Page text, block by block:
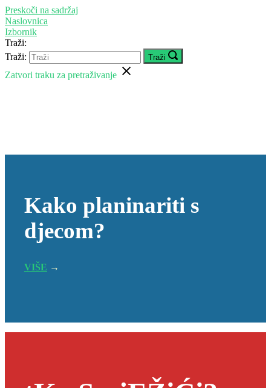
Preskoči na sadržaj
Naslovnica
Izbornik
Traži:
Traži:
Traži
Zatvori traku za pretraživanje
Kako planinariti s
djecom?
VIŠE →